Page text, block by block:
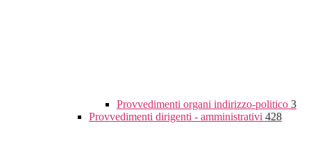
Provvedimenti organi indirizzo-politico 3
Provvedimenti dirigenti - amministrativi 428